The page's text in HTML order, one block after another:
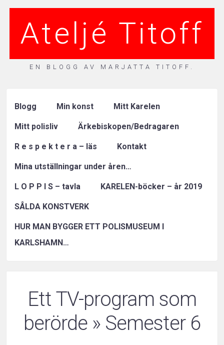
Ateljé Titoff
EN BLOGG AV MARJATTA TITOFF.
Blogg Min konst Mitt Karelen
Mitt polisliv Ärkebiskopen/Bedragaren
R e s p e k t e r a – läs Kontakt
Mina utställningar under åren…
L O P P I S – tavla KARELEN-böcker – år 2019
SÅLDA KONSTVERK
HUR MAN BYGGER ETT POLISMUSEUM I
KARLSHAMN…
Ett TV-program som
berörde » Semester 6